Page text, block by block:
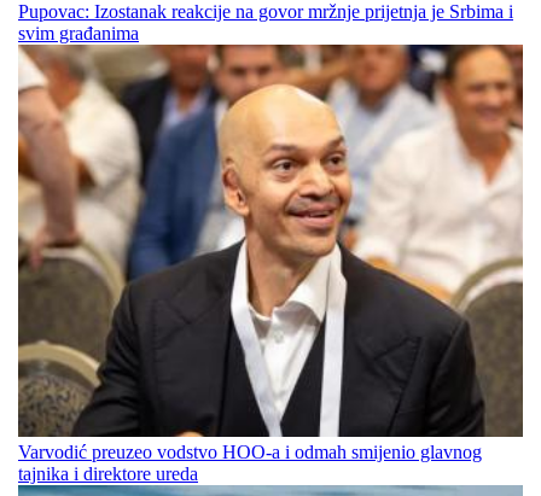
Pupovac: Izostanak reakcije na govor mržnje prijetnja je Srbima i
svim građanima
Varvodić preuzeo vodstvo HOO-a i odmah smijenio glavnog
tajnika i direktore ureda